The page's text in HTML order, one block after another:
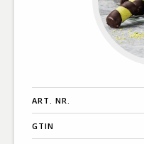
ART. NR.
GTIN